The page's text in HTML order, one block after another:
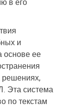
и
ее
Эта система
по текстам